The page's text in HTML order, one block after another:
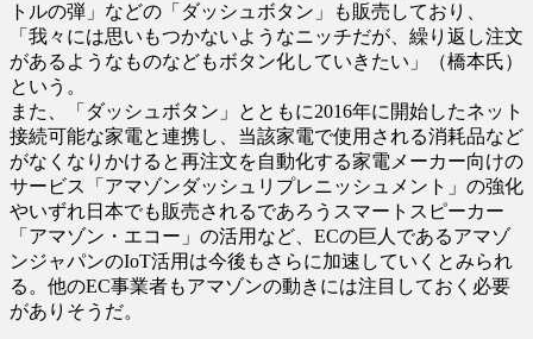
トルの弾」などの「ダッシュボタン」も販売しており、
「我々には思いもつかないようなニッチだが、繰り返し注文
があるようなものなどもボタン化していきたい」（橋本氏）
という。
また、「ダッシュボタン」とともに2016年に開始したネット
接続可能な家電と連携し、当該家電で使用される消耗品など
がなくなりかけると再注文を自動化する家電メーカー向けの
サービス「アマゾンダッシュリプレニッシュメント」の強化
やいずれ日本でも販売されるであろうスマートスピーカー
「アマゾン・エコー」の活用など、ECの巨人であるアマゾ
ンジャパンのIoT活用は今後もさらに加速していくとみられ
る。他のEC事業者もアマゾンの動きには注目しておく必要
がありそうだ。